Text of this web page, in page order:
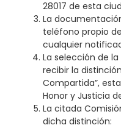
28017 de esta
La
teléfono propio
cualquier
La selección de
recibir la
Compartida”,
Honor y Justicia
La citada
dicha distinción: